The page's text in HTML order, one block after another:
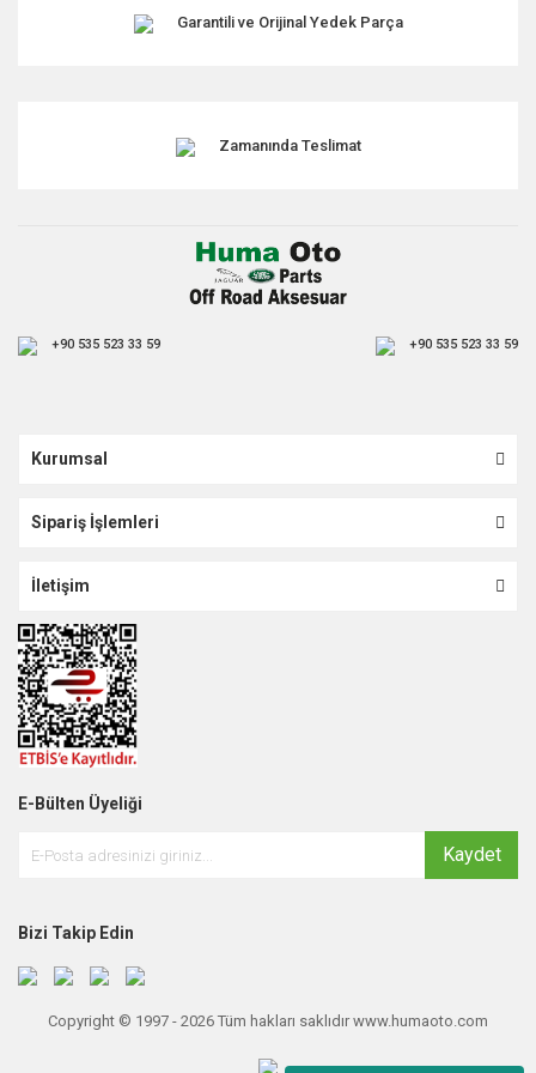
Garantili ve Orijinal Yedek Parça
Zamanında Teslimat
+90 535 523 33 59 +90 535 523 33 59
Kurumsal
Sipariş İşlemleri
İletişim
E-Bülten Üyeliği
Kaydet
Bizi Takip Edin
Copyright © 1997 - 2026 Tüm hakları saklıdır www.humaoto.com